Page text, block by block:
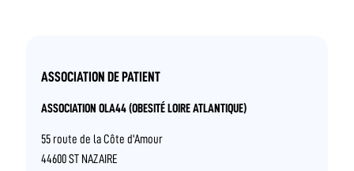
ASSOCIATION DE PATIENT
ASSOCIATION OLA44 (OBESITÉ LOIRE ATLANTIQUE)
55 route de la Côte d'Amour
44600 ST NAZAIRE